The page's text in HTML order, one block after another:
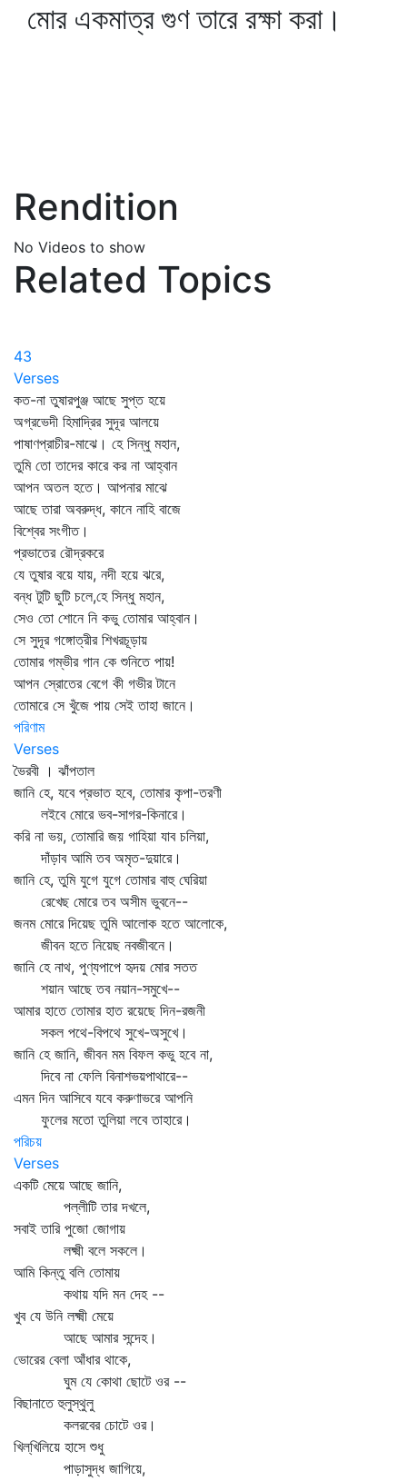
মোর একমাত্র গুণ তারে রক্ষা করা।
Rendition
No Videos to show
Related Topics
43
Verses
কত-না তুষারপুঞ্জ আছে সুপ্ত হয়ে
অগ্রভেদী হিমাদ্রির সুদূর আলয়ে
পাষাণপ্রাচীর-মাঝে। হে সিন্ধু মহান,
তুমি তো তাদের কারে কর না আহ্বান
আপন অতল হতে। আপনার মাঝে
আছে তারা অবরুদ্ধ, কানে নাহি বাজে
বিশ্বের সংগীত।
প্রভাতের রৌদ্রকরে
যে তুষার বয়ে যায়, নদী হয়ে ঝরে,
বন্ধ টুটি ছুটি চলে,হে সিন্ধু মহান,
সেও তো শোনে নি কভু তোমার আহ্বান।
সে সুদূর গঙ্গোত্রীর শিখরচূড়ায়
তোমার গম্ভীর গান কে শুনিতে পায়!
আপন স্রোতের বেগে কী গভীর টানে
তোমারে সে খুঁজে পায় সেই তাহা জানে।
পরিণাম
Verses
ভৈরবী । ঝাঁপতাল
জানি হে, যবে প্রভাত হবে, তোমার কৃপা-তরণী
লইবে মোরে ভব-সাগর-কিনারে।
করি না ভয়, তোমারি জয় গাহিয়া যাব চলিয়া,
দাঁড়াব আমি তব অমৃত-দুয়ারে।
জানি হে, তুমি যুগে যুগে তোমার বাহু ঘেরিয়া
রেখেছ মোরে তব অসীম ভুবনে--
জনম মোরে দিয়েছ তুমি আলোক হতে আলোকে,
জীবন হতে নিয়েছ নবজীবনে।
জানি হে নাথ, পুণ্যপাপে হৃদয় মোর সতত
শয়ান আছে তব নয়ান-সমুখে--
আমার হাতে তোমার হাত রয়েছে দিন-রজনী
সকল পথে-বিপথে সুখে-অসুখে।
জানি হে জানি, জীবন মম বিফল কভু হবে না,
দিবে না ফেলি বিনাশভয়পাথারে--
এমন দিন আসিবে যবে করুণাভরে আপনি
ফুলের মতো তুলিয়া লবে তাহারে।
পরিচয়
Verses
একটি মেয়ে আছে জানি,
পল্লীটি তার দখলে,
সবাই তারি পুজো জোগায়
লক্ষ্মী বলে সকলে।
আমি কিন্তু বলি তোমায়
কথায় যদি মন দেহ --
খুব যে উনি লক্ষ্মী মেয়ে
আছে আমার সন্দেহ।
ভোরের বেলা আঁধার থাকে,
ঘুম যে কোথা ছোটে ওর --
বিছানাতে হুলুস্থুলু
কলরবের চোটে ওর।
খিল্‌খিলিয়ে হাসে শুধু
পাড়াসুদ্ধ জাগিয়ে,